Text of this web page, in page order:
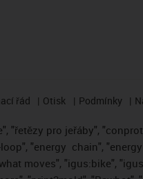
řád Otisk Podmínky
"řetězy pro jeřáby",
"energy chain",
moves", "igus:bike",